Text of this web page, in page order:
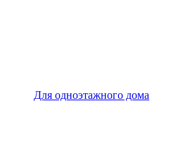
Для одноэтажного дома